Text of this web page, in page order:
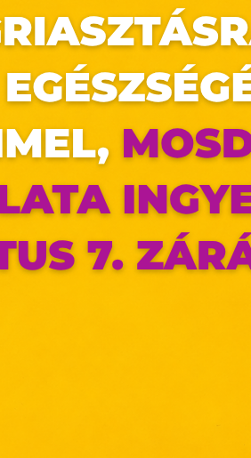
használ
(továbbiakban „süti") alkalmazunk.
tárolnak webes böngészőjében.
Unió országain belül működnek,
a felhasználó számítógépén